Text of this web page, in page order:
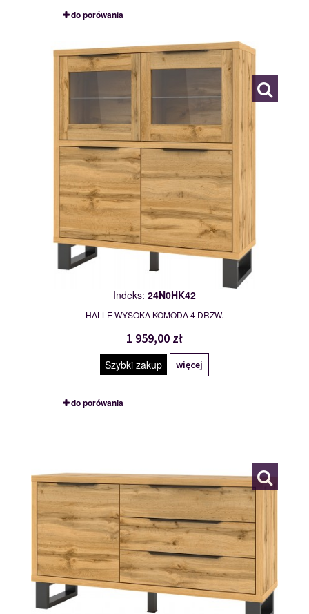
do porówania
114984
Indeks: 24N0HK42
HALLE WYSOKA KOMODA 4 DRZW.
1 959,00 zł
Szybki zakup więcej
do porówania